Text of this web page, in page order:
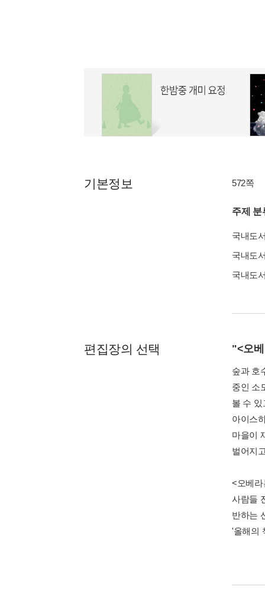
기본정보 572쪽
주제 분
국내도
국내도
국내도
편집장의 선택 "<오
숲과 호
중인 소
볼 수
아이스
마을이
벌어지
<오베라
사람들
반하는
'올해의